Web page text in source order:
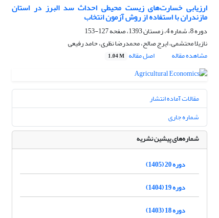
ارزیابی خسارت‌های زیست محیطی احداث سد البرز در استان
مازندران با استفاده از روش آزمون انتخاب
دوره 8، شماره 4، زمستان 1393، صفحه
127-153
نازیلا محتشمی، ایرج صالح، محمدرضا نظری، حامد رفیعی
مشاهده مقاله
اصل مقاله 1.04 M
مقالات آماده انتشار
شماره جاری
شماره‌های پیشین نشریه
دوره 20 (1405)
دوره 19 (1404)
دوره 18 (1403)